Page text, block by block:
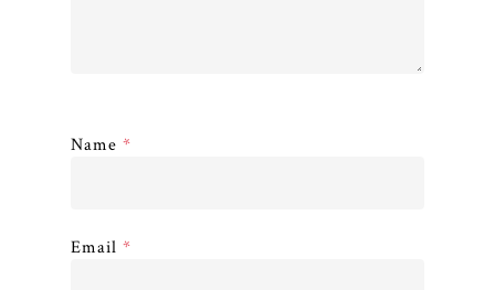
Name *
Email *